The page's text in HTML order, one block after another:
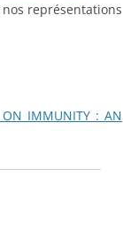
représentations
IMMUNITY : AN